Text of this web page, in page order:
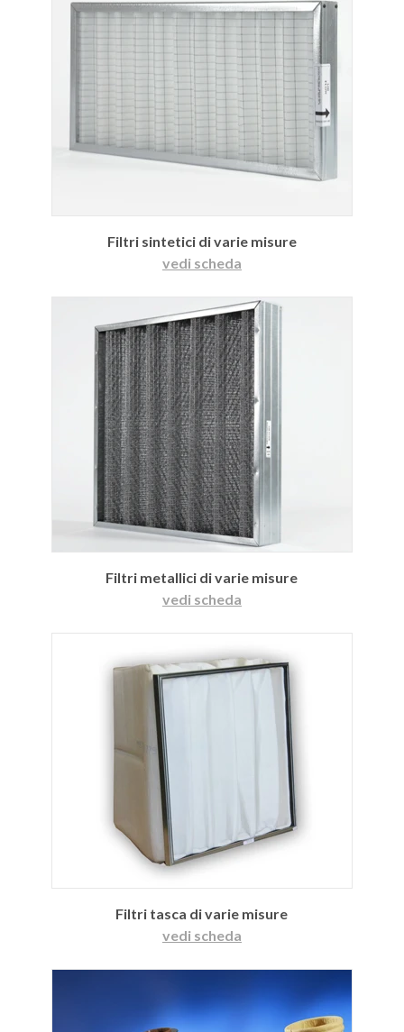
Filtri sintetici di varie misure
vedi scheda
Filtri metallici di varie misure
vedi scheda
Filtri tasca di varie misure
vedi scheda